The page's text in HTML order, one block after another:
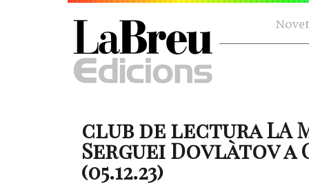
club de lectura LA
Serguei Dovlàtov a
(05.12.23)